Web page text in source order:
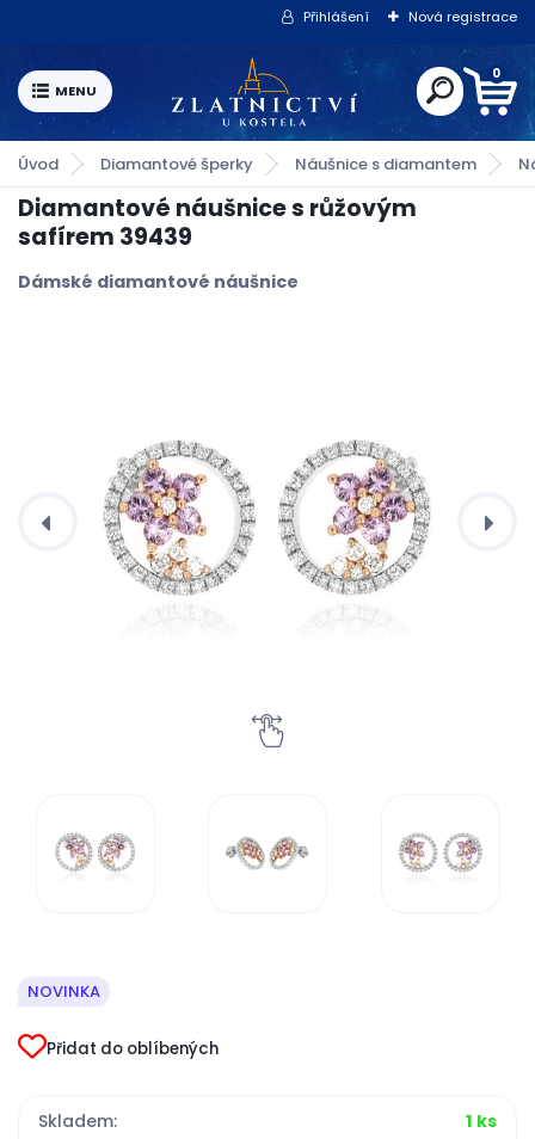
Přihlášení Nová registrace
0
Úvod Diamantové šperky Náušnice s diamantem
Diamantové náušnice s růžovým
safírem 39439
Dámské diamantové náušnice
NOVINKA
Přidat do oblíbených
Skladem: 1 ks